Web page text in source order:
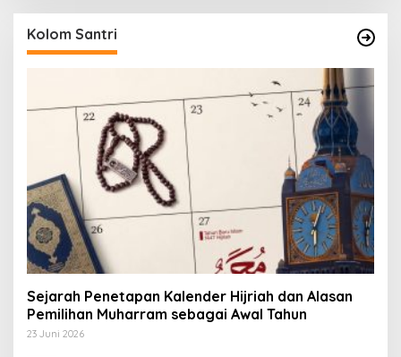
Kolom Santri
Sejarah Penetapan Kalender Hijriah dan Alasan
Pemilihan Muharram sebagai Awal Tahun
23 Juni 2026